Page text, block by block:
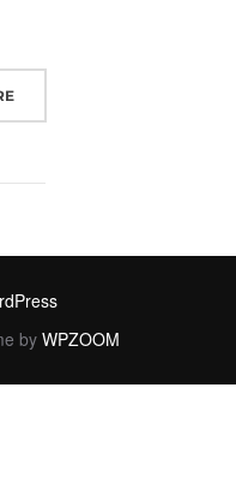
“การรับมืออาการเบื่อคนใกล้ตัว”
by WPZOOM